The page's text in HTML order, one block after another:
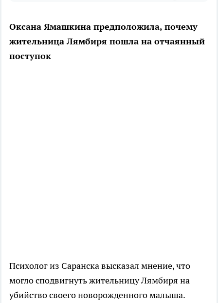
Оксана Ямашкина предположила, почему
жительница Лямбиря пошла на отчаянный
поступок
Психолог из Саранска высказал мнение, что
могло сподвигнуть жительницу Лямбиря на
убийство своего новорожденного малыша.